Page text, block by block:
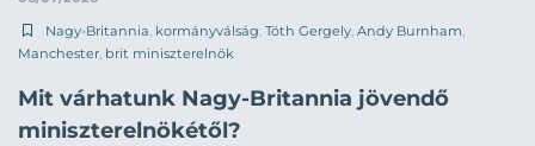
Nagy-Britannia, kormányválság, Tóth Gergely, Andy Burnham,
Manchester, brit miniszterelnök
Mit várhatunk Nagy-Britannia jövendő
miniszterelnökétől?